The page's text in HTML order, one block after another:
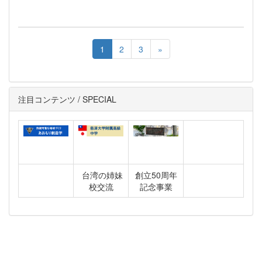
1 2 3 »
注目コンテンツ / SPECIAL
台湾の姉妹
校交流
創立50周年
記念事業